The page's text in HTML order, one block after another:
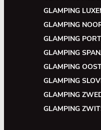
GLAMPING
GLAMPING
GLAMPING
GLAMPING
GLAMPING
GLAMPING
GLAMPING
GLAMPING